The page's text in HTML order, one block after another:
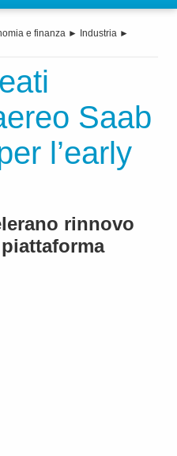
e finanza ► Industria ►
Saab
l’early
rinnovo